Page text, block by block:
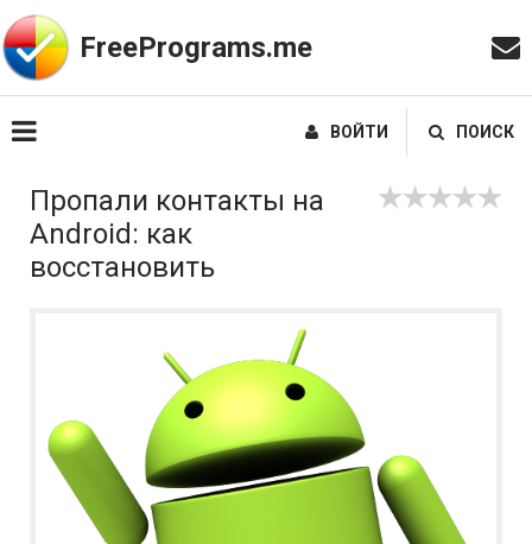
FreePrograms.me
ВОЙТИ ПОИСК
Пропали контакты на
Android: как
восстановить